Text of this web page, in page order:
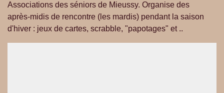
Associations des séniors de Mieussy. Organise des
après-midis de rencontre (les mardis) pendant la saison
d'hiver : jeux de cartes, scrabble, "papotages" et ..